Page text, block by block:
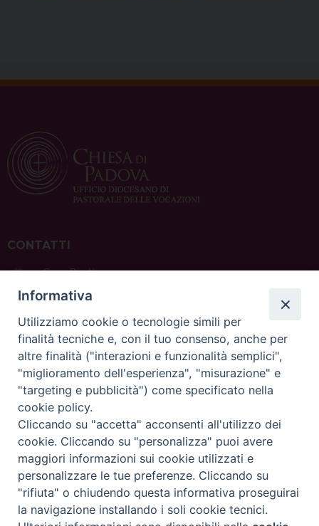
CONTATTI
ufficio: Casa Pio X
via Bonporti, 20 – 35141 Padova
tel: +39 351 619 2354
e mail:ufficiovocazionipadova@gmail.com
sede: Casa Sant'Andrea
via Valmarana, 20 – 35133 Padova
instagram:@casasantandreapadova
e mail:casasantandreapadova@gmail.com
Copyright© ChiesadiPadova2022 Privacy Policy
Informativa
Utilizziamo cookie o tecnologie simili per
finalità tecniche e, con il tuo consenso, anche per
altre finalità ("interazioni e funzionalità semplici",
"miglioramento dell'esperienza", "misurazione" e
"targeting e pubblicità") come specificato nella
cookie policy.
Cliccando su "accetta" acconsenti all'utilizzo dei
cookie. Cliccando su "personalizza" puoi avere
maggiori informazioni sui cookie utilizzati e
personalizzare le tue preferenze. Cliccando su
"rifiuta" o chiudendo questa informativa proseguirai
la navigazione installando i soli cookie tecnici.